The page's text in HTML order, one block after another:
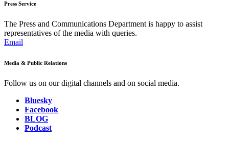
Press Service
The Press and Communications Department is happy to assist
representatives of the media with queries.
Email
Media & Public Relations
Follow us on our digital channels and on social media.
Bluesky
Facebook
BLOG
Podcast